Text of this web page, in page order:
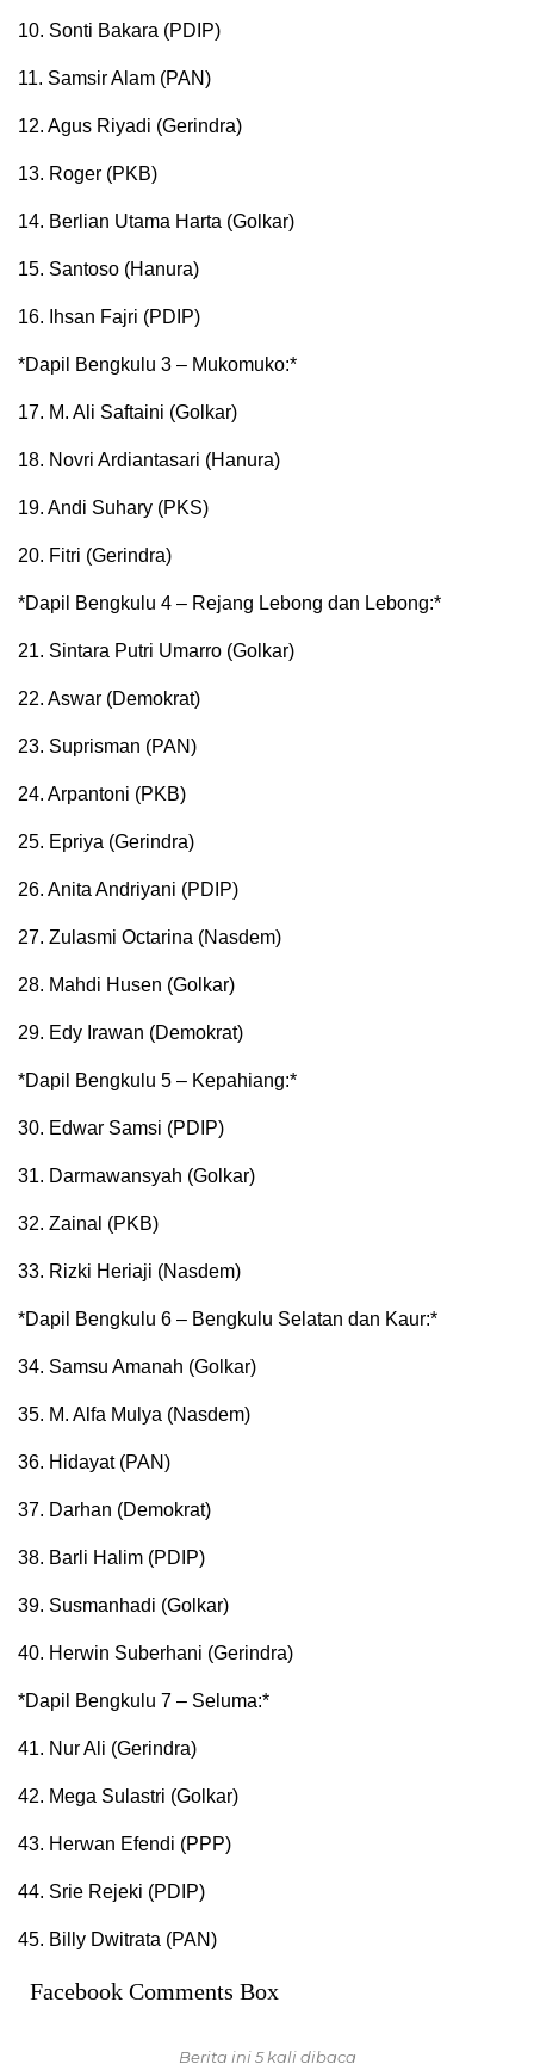
10. Sonti Bakara (PDIP)
11. Samsir Alam (PAN)
12. Agus Riyadi (Gerindra)
13. Roger (PKB)
14. Berlian Utama Harta (Golkar)
15. Santoso (Hanura)
16. Ihsan Fajri (PDIP)
*Dapil Bengkulu 3 – Mukomuko:*
17. M. Ali Saftaini (Golkar)
18. Novri Ardiantasari (Hanura)
19. Andi Suhary (PKS)
20. Fitri (Gerindra)
*Dapil Bengkulu 4 – Rejang Lebong dan Lebong:*
21. Sintara Putri Umarro (Golkar)
22. Aswar (Demokrat)
23. Suprisman (PAN)
24. Arpantoni (PKB)
25. Epriya (Gerindra)
26. Anita Andriyani (PDIP)
27. Zulasmi Octarina (Nasdem)
28. Mahdi Husen (Golkar)
29. Edy Irawan (Demokrat)
*Dapil Bengkulu 5 – Kepahiang:*
30. Edwar Samsi (PDIP)
31. Darmawansyah (Golkar)
32. Zainal (PKB)
33. Rizki Heriaji (Nasdem)
*Dapil Bengkulu 6 – Bengkulu Selatan dan Kaur:*
34. Samsu Amanah (Golkar)
35. M. Alfa Mulya (Nasdem)
36. Hidayat (PAN)
37. Darhan (Demokrat)
38. Barli Halim (PDIP)
39. Susmanhadi (Golkar)
40. Herwin Suberhani (Gerindra)
*Dapil Bengkulu 7 – Seluma:*
41. Nur Ali (Gerindra)
42. Mega Sulastri (Golkar)
43. Herwan Efendi (PPP)
44. Srie Rejeki (PDIP)
45. Billy Dwitrata (PAN)
Facebook Comments Box
Berita ini 5 kali dibaca